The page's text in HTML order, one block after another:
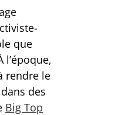
que
rendre le
des
Big Top